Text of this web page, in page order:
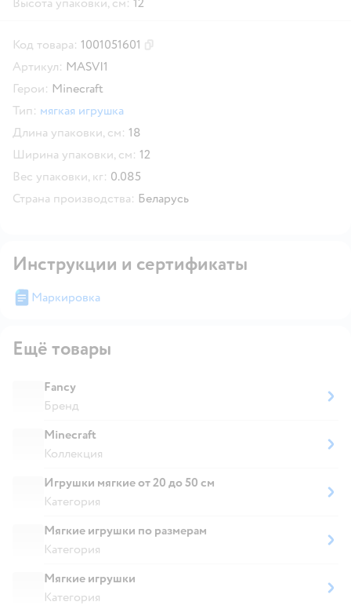
Код товара: 1001051601
Артикул: MASVI1
Герои: Minecraft
Тип: мягкая игрушка
Длина упаковки, см: 18
Ширина упаковки, см: 12
Вес упаковки, кг: 0.085
Страна производства: Беларусь
Инструкции и сертификаты
Маркировка
Ещё товары
Fancy
Бренд
Minecraft
Коллекция
Игрушки мягкие от 20 до 50 см
Категория
Мягкие игрушки по размерам
Категория
Мягкие игрушки
Категория